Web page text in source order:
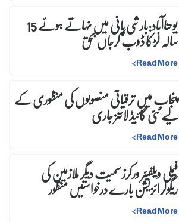
یوحناآباد:بارشی پانی میں نہاتے ہوئے 15 سالہ لڑکا ڈوب کرجاں بحق
Read More
>
پنجاب میں ترقیاتی منصوبوں کی منظوری کے
لیے نئی گائیڈ لائنز جاری
Read More
>
فیملی ویلفیئر ورکرز سمیت دیگر ملازمین کی
ریگولرائزیشن بارے درخواستیں منظور
Read More
>